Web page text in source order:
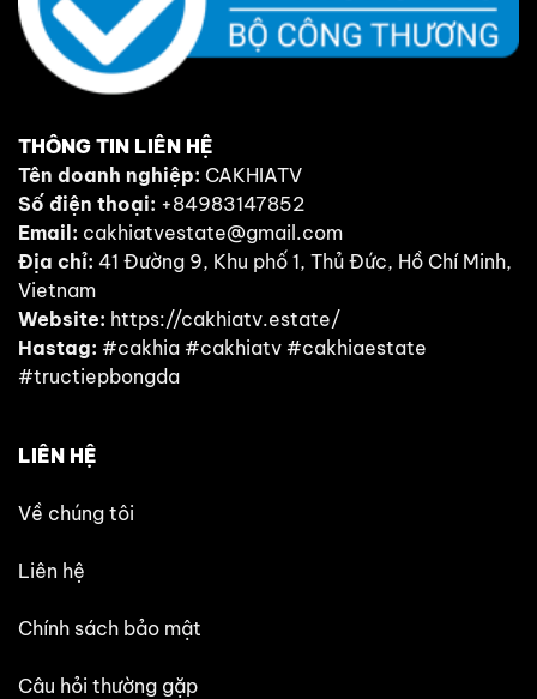
THÔNG TIN LIÊN HỆ
Tên doanh nghiệp: CAKHIATV
Số điện thoại: +84983147852
Email: cakhiatvestate@gmail.com
Địa chỉ: 41 Đường 9, Khu phố 1, Thủ Đức, Hồ Chí Minh,
Vietnam
Website: https://cakhiatv.estate/
Hastag: #cakhia #cakhiatv #cakhiaestate
#tructiepbongda
LIÊN HỆ
Về chúng tôi
Liên hệ
Chính sách bảo mật
Câu hỏi thường gặp